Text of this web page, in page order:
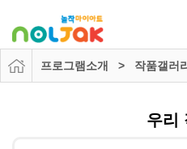
프로그램소개 > 작품갤러리
우리